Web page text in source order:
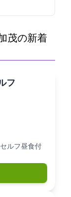
GC)の新着
フ
ルフ昼食付